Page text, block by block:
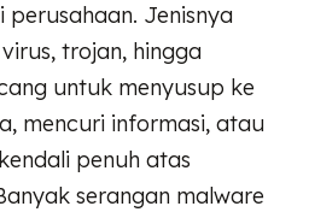
Jenisnya
trojan, hingga
untuk menyusup ke
mencuri informasi, atau
penuh atas
serangan malware